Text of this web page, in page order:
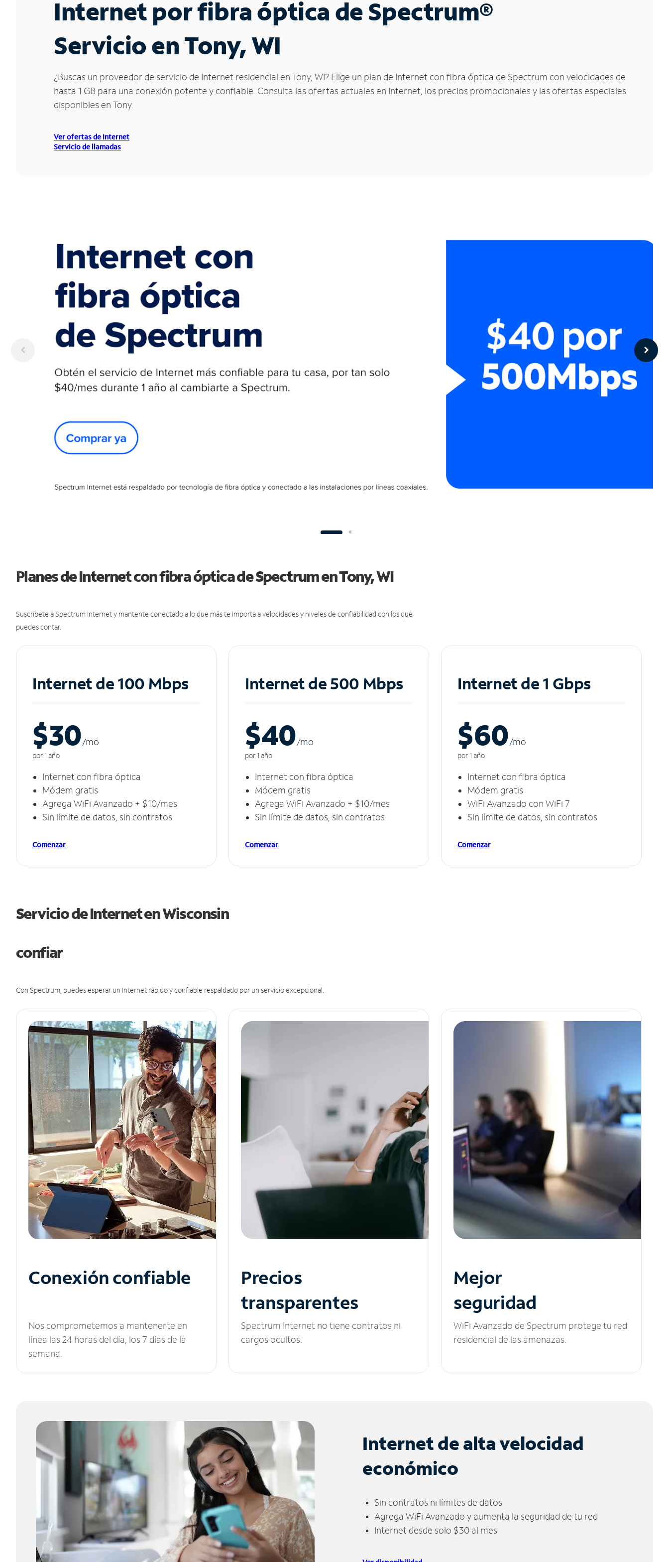
Internet por fibra óptica de Spectrum®
Servicio en Tony, WI
¿Buscas un proveedor de servicio de Internet residencial en Tony, WI? Elige un plan de Internet con fibra óptica de Spectrum con velocidades de
hasta 1 GB para una conexión potente y confiable. Consulta las ofertas actuales en Internet, los precios promocionales y las ofertas especiales
disponibles en Tony.
Ver ofertas de Internet
Servicio de llamadas
Planes de Internet con fibra óptica de Spectrum en Tony, WI
Suscríbete a Spectrum Internet y mantente conectado a lo que más te importa a velocidades y niveles de confiabilidad con los que
puedes contar.
Internet de 100 Mbps
$30/mo
por 1 año
Internet con fibra óptica
Módem gratis
Agrega WiFi Avanzado + $10/mes
Sin límite de datos, sin contratos
Comenzar
Internet de 500 Mbps
$40/mo
por 1 año
Internet con fibra óptica
Módem gratis
Agrega WiFi Avanzado + $10/mes
Sin límite de datos, sin contratos
Comenzar
Internet de 1 Gbps
$60/mo
por 1 año
Internet con fibra óptica
Módem gratis
WiFi Avanzado con WiFi 7
Sin límite de datos, sin contratos
Comenzar
Servicio de Internet en Wisconsin
confiar
Con Spectrum, puedes esperar un Internet rápido y confiable respaldado por un servicio excepcional.
Conexión confiable
Nos comprometemos a mantenerte en
línea las 24 horas del día, los 7 días de la
semana.
Precios
transparentes
Spectrum Internet no tiene contratos ni
cargos ocultos.
Mejor
seguridad
WiFi Avanzado de Spectrum protege tu red
residencial de las amenazas.
Internet de alta velocidad
económico
Sin contratos ni límites de datos
Agrega WiFi Avanzado y aumenta la seguridad de tu red
Internet desde solo $30 al mes